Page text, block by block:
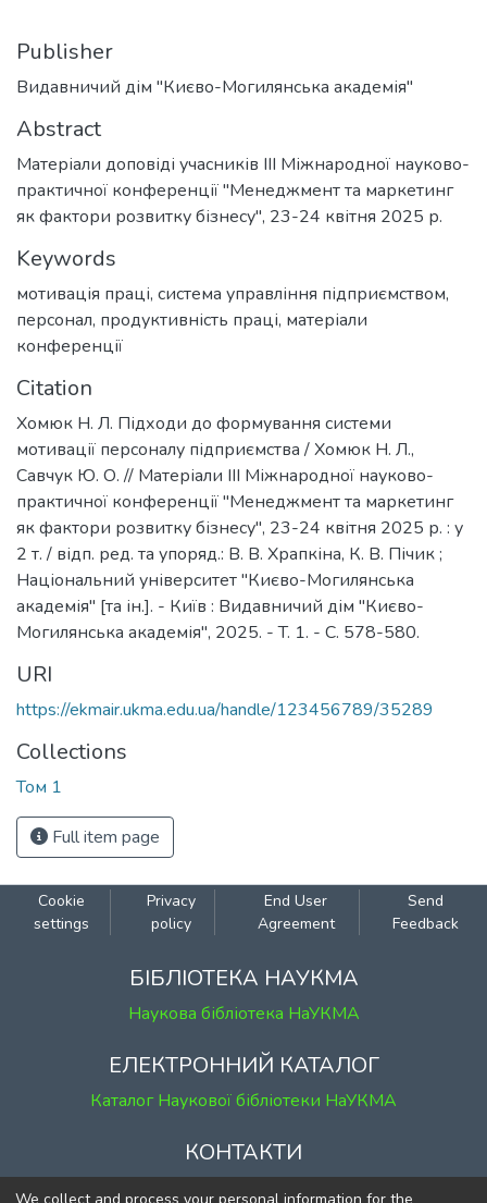
Publisher
Видавничий дім "Києво-Могилянська академія"
Abstract
Матеріали доповіді учасників III Міжнародної науково-
практичної конференції "Менеджмент та маркетинг
як фактори розвитку бізнесу", 23-24 квітня 2025 р.
Keywords
мотивація праці, система управління підприємством,
персонал, продуктивність праці, матеріали
конференції
Citation
Хомюк Н. Л. Підходи до формування системи
мотивації персоналу підприємства / Хомюк Н. Л.,
Савчук Ю. О. // Матеріали ІІІ Міжнародної науково-
практичної конференції "Менеджмент та маркетинг
як фактори розвитку бізнесу", 23-24 квітня 2025 р. : у
2 т. / відп. ред. та упоряд.: В. В. Храпкіна, К. В. Пічик ;
Національний університет "Києво-Могилянська
академія" [та ін.]. - Київ : Видавничий дім "Києво-
Могилянська академія", 2025. - T. 1. - C. 578-580.
URI
https://ekmair.ukma.edu.ua/handle/123456789/35289
Collections
Том 1
Full item page
Cookie
settings
Privacy
policy
End User
Agreement
Send
Feedback
БІБЛІОТЕКА НАУКМА
Наукова бібліотека НаУКМА
ЕЛЕКТРОННИЙ КАТАЛОГ
Каталог Наукової бібліотеки НаУКМА
КОНТАКТИ
м. Київ, вул. Григорія Сковороди, 2